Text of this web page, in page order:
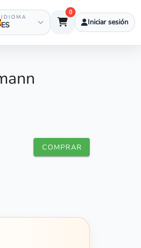
IDIOMA
ES
0
Iniciar sesión
COMPRAR